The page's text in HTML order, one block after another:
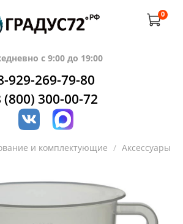
0
с 9:00 до 19:00
929-269-79-80
(800) 300-00-72
и комплектующие Аксессуары